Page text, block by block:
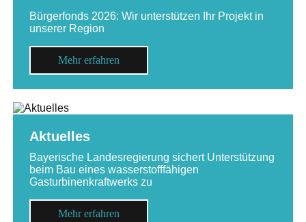
Bürgerfonds 2026: Wir unterstützen Ihr Projekt in
unserer Region
Mehr erfahren
Aktuelles
Bayerische Landesregierung sichert Unterstützung
beim Bau eines wasserstofffähigen
Gasturbinenkraftwerks zu
Mehr erfahren